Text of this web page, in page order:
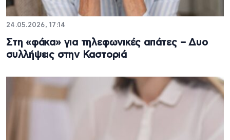
24.05.2026, 17:14
Στη «φάκα» για τηλεφωνικές απάτες – Δυο
συλλήψεις στην Καστοριά